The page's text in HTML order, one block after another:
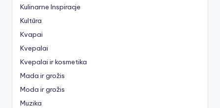
Kulinarne Inspiracje
Kultūra
Kvapai
Kvepalai
Kvepalai ir kosmetika
Mada ir grožis
Moda ir grožis
Muzika